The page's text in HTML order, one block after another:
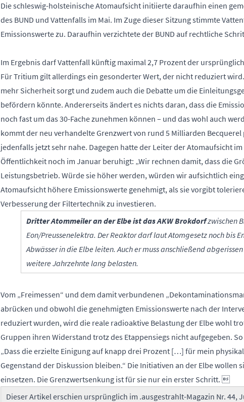
Die schleswig-holsteinische Atomaufsicht initiierte daraufhin einen
des BUND und Vattenfalls im Mai. Im Zuge dieser Sitzung stimmte
Emissionswerte zu. Daraufhin verzichtete der BUND auf rechtliche
Im Ergebnis darf Vattenfall künftig maximal 2,7 Prozent der
Für Tritium gilt allerdings ein gesonderter Wert, der nicht reduziert
mehr Sicherheit sorgt und zudem auch die Debatte um die
befördern könnte. Andererseits ändert es nichts daran, dass die
noch fast um das 30-Fache zunehmen können – und das wohl auch
kommt der neu verhandelte Grenzwert von rund 5 Milliarden
jedenfalls jetzt sehr nahe. Dagegen hatte der Leiter der Atomaufsicht
Öffentlichkeit noch im Januar beruhigt: „Wir rechnen damit, dass die
Leistungsbetrieb. Würde sie höher werden, würden wir aufsichtlich
Atomaufsicht höhere Emissionswerte genehmigt, als sie vorgibt
Verbesserung der Filtertechnik zu investieren.
Dritter Atommeiler an der Elbe ist das AKW Brokdorfzwischen
Eon/Preussenelektra. Der Reaktor darf laut Atomgesetz noch bis
Abwässer in die Elbe leiten. Auch er muss anschließend
weitere Jahrzehnte lang belasten.
Vom „Freimessen“ und dem damit verbundenen
abrücken und obwohl die genehmigten Emissionswerte nach der
reduziert wurden, wird die reale radioaktive Belastung der Elbe wohl
Gruppen ihren Widerstand trotz des Etappensiegs nicht aufgegeben.
„Dass die erzielte Einigung auf knapp drei Prozent […] für mein
Gegenstand der Diskussion bleiben.“ Die Initiativen an der Elbe
einsetzen. Die Grenzwertsenkung ist für sie nur ein erster Schritt. 
Dieser Artikel erschien ursprünglich im .ausgestrahlt-Magazin Nr. 44,